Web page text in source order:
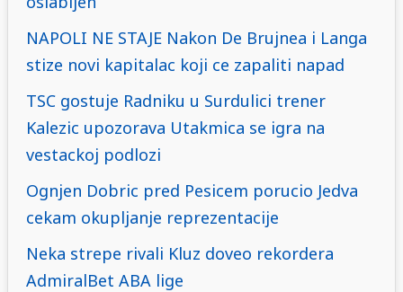
NAPOLI NE STAJE Nakon De Brujnea i Langa
stize novi kapitalac koji ce zapaliti napad
TSC gostuje Radniku u Surdulici trener
Kalezic upozorava Utakmica se igra na
vestackoj podlozi
Ognjen Dobric pred Pesicem porucio Jedva
cekam okupljanje reprezentacije
Neka strepe rivali Kluz doveo rekordera
AdmiralBet ABA lige